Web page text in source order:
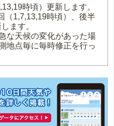
時頃）更新します。
（1,7,13,19時頃）、後半
ます。
な天候の変化があった場
地点毎に毎時修正を行っ